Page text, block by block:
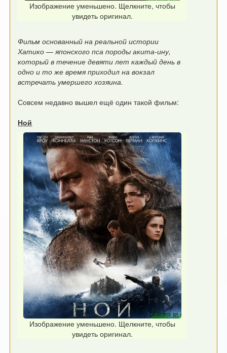
Изображение уменьшено. Щелкните, чтобы
увидеть оригинал.
Фильм основанный на реальной истории
Хатико — японского пса породы акита-ину,
который в течение девяти лет каждый день в
одно и то же время приходил на вокзал
встречать умершего хозяина.
Совсем недавно вышел ещё один такой фильм:
Ной
Изображение уменьшено. Щелкните, чтобы
увидеть оригинал.